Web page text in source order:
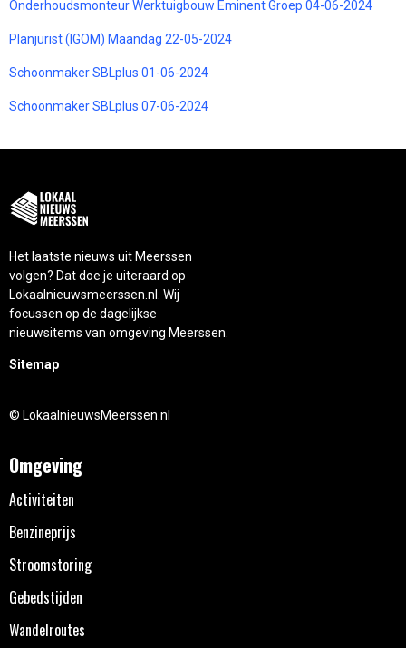
Onderhoudsmonteur Werktuigbouw Eminent Groep 04-06-2024
Planjurist (IGOM) Maandag 22-05-2024
Schoonmaker SBLplus 01-06-2024
Schoonmaker SBLplus 07-06-2024
Het laatste nieuws uit Meerssen
volgen? Dat doe je uiteraard op
Lokaalnieuwsmeerssen.nl. Wij
focussen op de dagelijkse
nieuwsitems van omgeving Meerssen.
Sitemap
© LokaalnieuwsMeerssen.nl
Omgeving
Activiteiten
Benzineprijs
Stroomstoring
Gebedstijden
Wandelroutes